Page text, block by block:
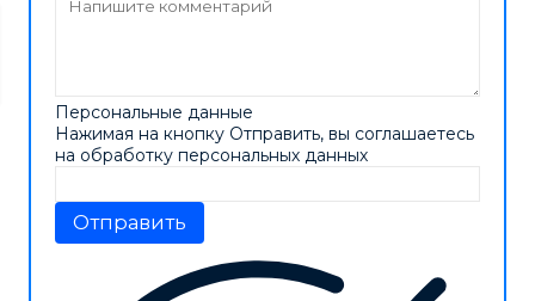
Персональные данные
Нажимая на кнопку Отправить, вы соглашаетесь
на обработку персональных данных
Отправить